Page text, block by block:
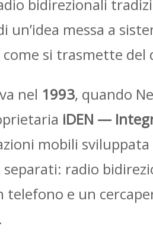
bidirezionali
un’idea messa a
si trasmette del
nel 1993, quando
iDEN —
mobili sviluppata
radio
telefono e un